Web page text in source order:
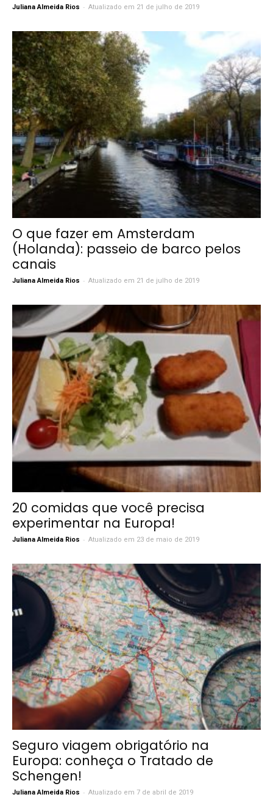
Juliana Almeida Rios - Atualizado em 21 de julho de 2019
O que fazer em Amsterdam
(Holanda): passeio de barco pelos
canais
Juliana Almeida Rios - Atualizado em 21 de julho de 2019
20 comidas que você precisa
experimentar na Europa!
Juliana Almeida Rios - Atualizado em 23 de maio de 2019
Seguro viagem obrigatório na
Europa: conheça o Tratado de
Schengen!
Juliana Almeida Rios - Atualizado em 7 de abril de 2019